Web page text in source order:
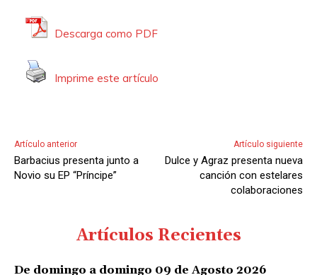
u
d
Descarga como PDF
Imprime este artículo
Artículo anterior
Barbacius presenta junto a
Novio su EP “Príncipe”
Artículo siguiente
Dulce y Agraz presenta nueva
canción con estelares
colaboraciones
Artículos Recientes
De domingo a domingo 09 de Agosto 2026